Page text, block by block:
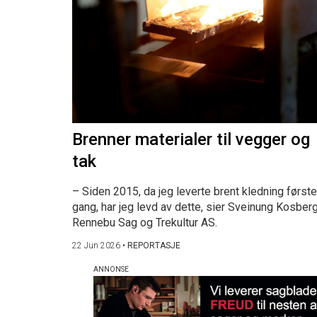
Brenner materialer til vegger og
tak
– Siden 2015, da jeg leverte brent kledning første
gang, har jeg levd av dette, sier Sveinung
Rennebu Sag og Trekultur AS.
22 Jun 2026 • REPORTASJE